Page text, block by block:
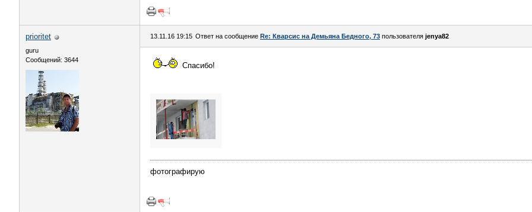
prioritet
guru
Сообщений: 3644
13.11.16 19:15 Ответ на сообщение Re: Кварсис на Демьяна Бедного, 73 пользователя jenya82
Спасибо!
фотографирую